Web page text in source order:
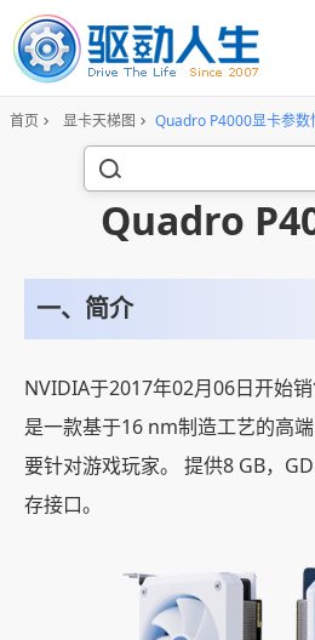
首页 显卡天梯图 Quadro P4000显卡参数
Quadro
一、简介
NVIDIA于2017年02月06日开始
是一款基于16 nm制造工艺的高
要针对游戏玩家。 提供8 GB，
存接口。